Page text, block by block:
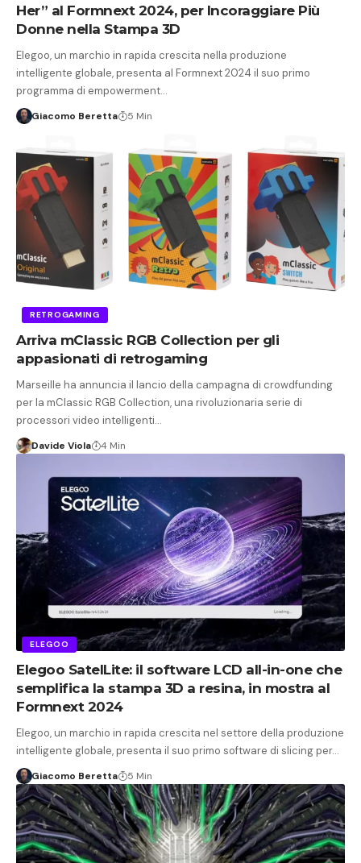
Her” al Formnext 2024, per Incoraggiare Più
Donne nella Stampa 3D
Elegoo, un marchio in rapida crescita nella produzione
intelligente globale, presenta al Formnext 2024 il suo primo
programma di empowerment…
Giacomo Beretta 5 Min
RETROGAMING
Arriva mClassic RGB Collection per gli
appasionati di retrogaming
Marseille ha annuncia il lancio della campagna di crowdfunding
per la mClassic RGB Collection, una rivoluzionaria serie di
processori video intelligenti…
Davide Viola 4 Min
ELEGOO
Elegoo SatelLite: il software LCD all-in-one che
semplifica la stampa 3D a resina, in mostra al
Formnext 2024
Elegoo, un marchio in rapida crescita nel settore della produzione
intelligente globale, presenta il suo primo software di slicing per…
Giacomo Beretta 5 Min